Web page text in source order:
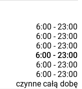
6:00 - 23:00
6:00 - 23:00
6:00 - 23:00
6:00 - 23:00
6:00 - 23:00
6:00 - 23:00
czynne całą dobę